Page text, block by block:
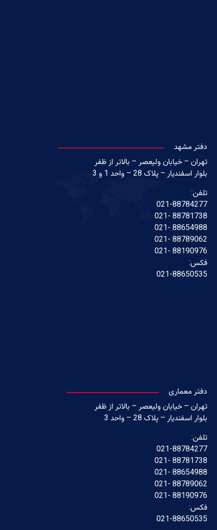
دفتر مشهد
تهران – خیابان ولیعصر – بالاتر از ظفر
بلوار اسفندیار – پلاک 28 – واحد 1 و 3
تلفن:
021-88784277
88781738 -021
88654988 -021
88789062 -021
88190976 -021
فکس:
021-88650535
دفتر معماری
تهران – خیابان ولیعصر – بالاتر از ظفر
بلوار اسفندیار – پلاک 28 – واحد 3
تلفن:
021-88784277
88781738 -021
88654988 -021
88789062 -021
88190976 -021
فکس:
021-88650535